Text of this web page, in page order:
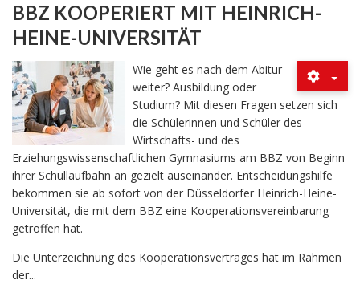
BBZ KOOPERIERT MIT HEINRICH-
HEINE-UNIVERSITÄT
Wie geht es nach dem Abitur
weiter? Ausbildung oder
Studium? Mit diesen Fragen setzen sich
die Schülerinnen und Schüler des
Wirtschafts- und des
Erziehungswissenschaftlichen Gymnasiums am BBZ von Beginn
ihrer Schullaufbahn an gezielt auseinander. Entscheidungshilfe
bekommen sie ab sofort von der Düsseldorfer Heinrich-Heine-
Universität, die mit dem BBZ eine Kooperationsvereinbarung
getroffen hat.
Die Unterzeichnung des Kooperationsvertrages hat im Rahmen
der...